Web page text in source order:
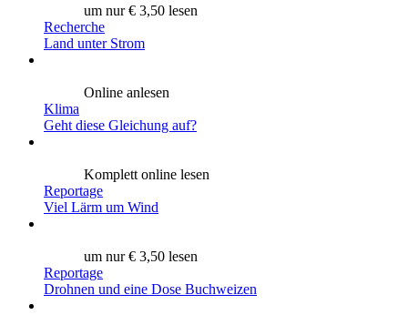
um nur € 3,50 lesen
Recherche
Land unter Strom
Online anlesen
Klima
Geht diese Gleichung auf?
Komplett online lesen
Reportage
Viel Lärm um Wind
um nur € 3,50 lesen
Reportage
Drohnen und eine Dose Buchweizen